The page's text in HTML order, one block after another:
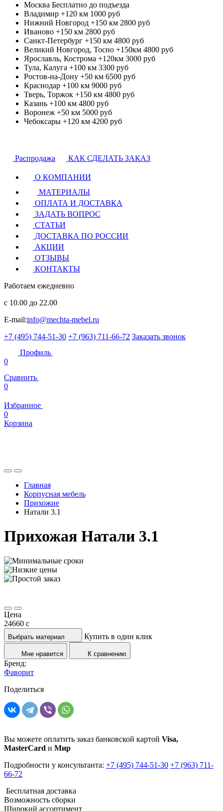
Москва Бесплатно до подъезда
Владимир +120 км 1000 руб
Нижний Новгород +150 км 2800 руб
Иваново +150 км 2800 руб
Санкт-Петербург +150 км 4800 руб
Великий Новгород, Тосно +150км 4800 руб
Ярославль, Кострома +120км 3000 руб
Тула, Калуга +100 км 3300 руб
Ростов-на-Дону +50 км 6500 руб
Краснодар +100 км 9000 руб
Тверь, Торжок +150 км 4800 руб
Казань +100 км 4800 руб
Воронеж +50 км 5000 руб
Чебоксары +120 км 4200 руб
Распродажа КАК СДЕЛАТЬ ЗАКАЗ
О КОМПАНИИ
МАТЕРИАЛЫ
ОПЛАТА И ДОСТАВКА
ЗАДАТЬ ВОПРОС
СТАТЬИ
ДОСТАВКА ПО РОССИИ
АКЦИИ
ОТЗЫВЫ
КОНТАКТЫ
Работаем ежедневно
с 10.00 до 22.00
E-mail:info@mechta-mebel.ru
+7 (495) 744-51-30 +7 (963) 711-66-72 Заказать звонок
Профиль
0
Сравнить
0
Избранное
0
Корзина
Главная
Корпусная мебель
Прихожие
Натали 3.1
Прихожая Натали 3.1
Цена
24660 c
Выбрать материал Купить в один клик
Мне нравится К сравнению
Бренд:
Фаворит
Поделиться
Вы можете оплатить заказ банковской картой Visa,
MasterCard и Мир
Подробности у консультанта: +7 (495) 744-51-30 +7 (963) 711-
66-72
Бесплатная доставка
Возможность сборки
Широкий ассортимент